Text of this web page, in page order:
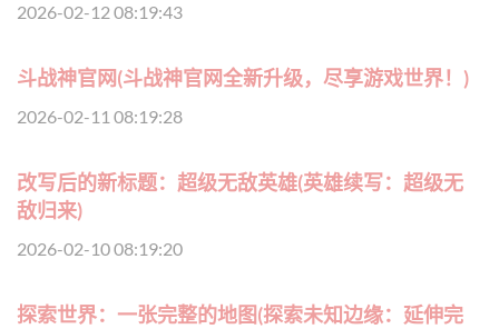
2026-02-12 08:19:43
斗战神官网(斗战神官网全新升级，尽享游戏世界！)
2026-02-11 08:19:28
改写后的新标题：超级无敌英雄(英雄续写：超级无
敌归来)
2026-02-10 08:19:20
探索世界：一张完整的地图(探索未知边缘：延伸完